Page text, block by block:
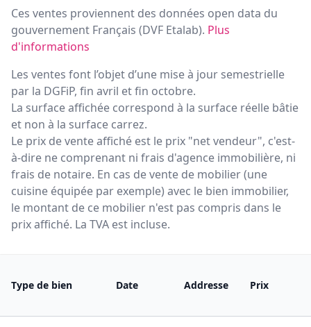
Ces ventes proviennent des données open data du
gouvernement Français (DVF Etalab). Plus
d'informations
Les ventes font l’objet d’une mise à jour semestrielle
par la DGFiP, fin avril et fin octobre.
La surface affichée correspond à la surface réelle bâtie
et non à la surface carrez.
Le prix de vente affiché est le prix "net vendeur", c'est-
à-dire ne comprenant ni frais d'agence immobilière, ni
frais de notaire. En cas de vente de mobilier (une
cuisine équipée par exemple) avec le bien immobilier,
le montant de ce mobilier n'est pas compris dans le
prix affiché. La TVA est incluse.
Type de bien Date Addresse Prix